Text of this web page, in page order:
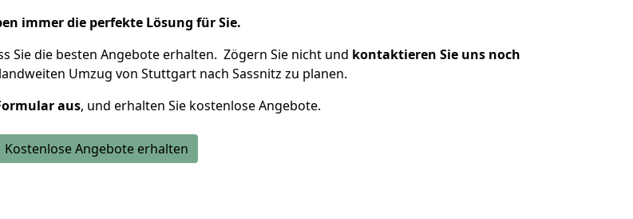
immer die perfekte Lösung für Sie.
Sie die besten Angebote erhalten. Zögern Sie nicht und kontaktieren Sie uns noch
Umzug von Stuttgart nach Sassnitz zu planen.
aus, und erhalten Sie kostenlose Angebote.
Kostenlose Angebote erhalten